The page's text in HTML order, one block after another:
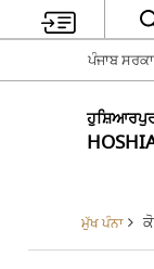
ਪੰਜਾਬ
ਮੁੱਖ ਪੰਨਾ